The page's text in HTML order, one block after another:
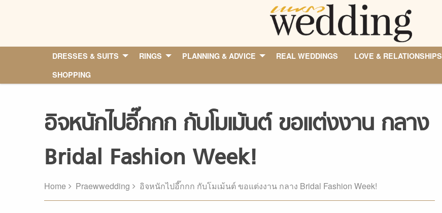
DRESSES & SUITS RINGS PLANNING & ADVICE REAL WEDDINGS LOVE & RELATIONSHIPS
SHOPPING
อิจหนักไปอี๊กกก กับโมเม้นต์ ขอแต่งงาน กลาง
Bridal Fashion Week!
Home Praewwedding อิจหนักไปอี๊กกก กับโมเม้นต์ ขอแต่งงาน กลาง Bridal Fashion Week!